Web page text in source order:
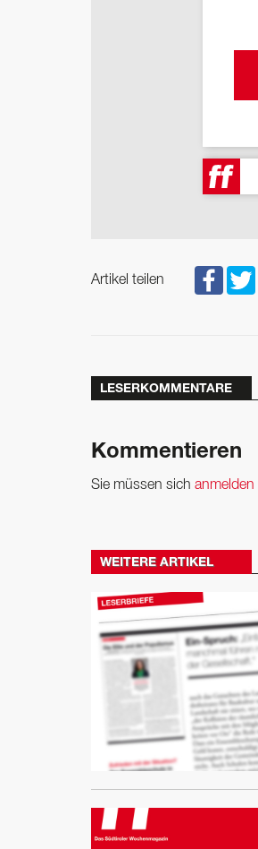
Artikel teilen
LESERKOMMENTARE
Kommentieren
Sie müssen sich anmelden
WEITERE ARTIKEL